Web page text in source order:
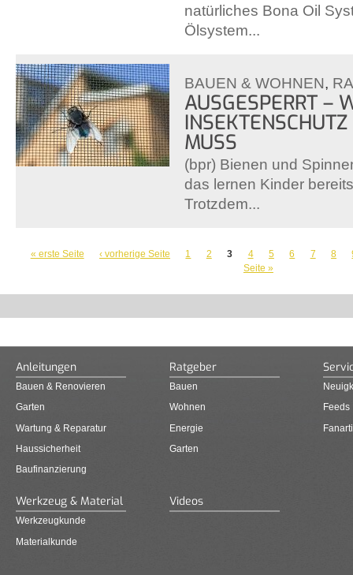
natürliches Bona Oil
Ölsystem...
BAUEN & WOHNEN,
AUSGESPERRT –
MUSS
(bpr) Bienen und
das lernen Kinder
Trotzdem...
SEITEN
« erste Seite ‹ vorherige Seite 1 2 3 4 5 6 7 8
Seite »
Anleitungen
Bauen & Renovieren
Garten
Wartung & Reparatur
Haussicherheit
Baufinanzierung
Ratgeber
Bauen
Wohnen
Energie
Garten
Feeds
Werkzeug & Material
Werkzeugkunde
Materialkunde
Videos